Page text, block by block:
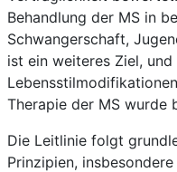
Behandlung der MS in
Schwangerschaft,
ist ein weiteres Ziel,
Therapie der MS wurde
Die Leitlinie folgt
Prinzipien, insbesondere